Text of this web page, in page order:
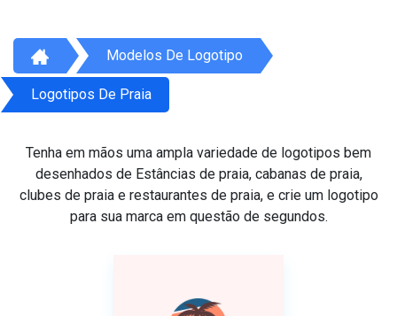
Modelos De Logotipo
Logotipos De Praia
Tenha em mãos uma ampla variedade de logotipos bem
desenhados de Estâncias de praia, cabanas de praia,
clubes de praia e restaurantes de praia, e crie um logotipo
para sua marca em questão de segundos.